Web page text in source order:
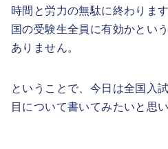
時間と労力の無駄に終わりま
国の受験生全員に有効かとい
ありません。
ということで、今日は全国入
目について書いてみたいと思い